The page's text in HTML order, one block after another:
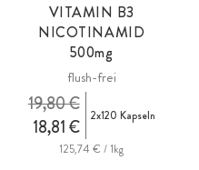
VITAMIN B3
NICOTINAMID
500mg
flush-frei
18,81 €
19,80 € 2x120 Kapseln
125,74 € / 1kg